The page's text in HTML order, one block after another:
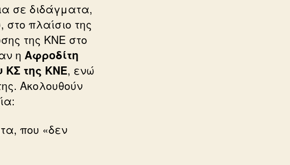
σε διδάγματα,
πλαίσιο της
της ΚΝΕ στο
η Αφροδίτη
ΚΣ της ΚΝΕ, ενώ
Ακολουθούν
που «δεν